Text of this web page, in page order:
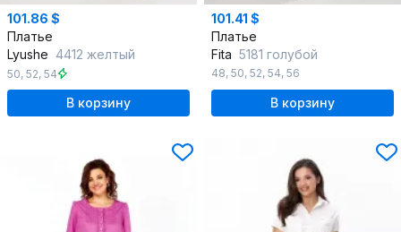
101.86 $
Платье
Lyushe 4412 желтый
50, 52, 54
В корзину
101.41 $
Платье
Fita 5181 голубой
48, 50, 52, 54, 56
В корзину